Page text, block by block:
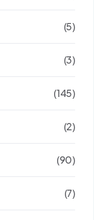
(5)
(3)
(145)
(2)
(90)
(7)